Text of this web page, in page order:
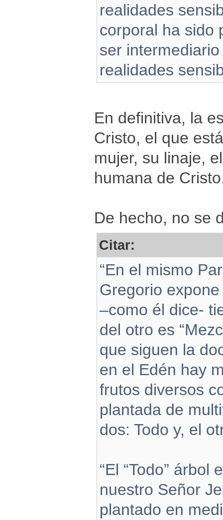
realidades
corporal ha sido
ser
realidades
En definitiva, la
Cristo, el que
mujer, su linaje,
humana de
De hecho, no se
Citar:
“En el mismo
Gregorio
–como él dice-
del otro es
que siguen la
en el Edén hay
frutos diversos
plantada de
dos: Todo y, el
“El “Todo”
nuestro Señor
plantado en